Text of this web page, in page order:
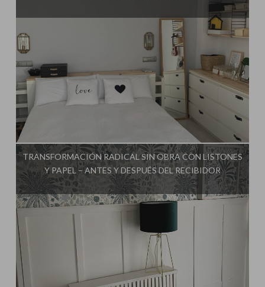
TRANSFORMACIÓN RADICAL SIN OBRA CON LISTONES
Y PAPEL – ANTES Y DESPUÉS DEL RECIBIDOR